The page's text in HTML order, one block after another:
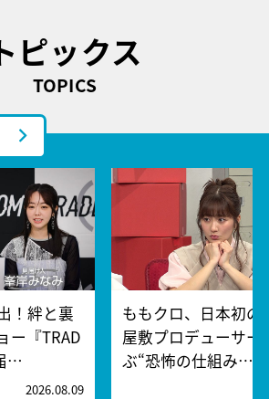
ピックス
TOPICS
！絆と裏
ー『TRAD
…
2026.08.09
ももクロ、日本初の
屋敷プロデューサー
ぶ“恐怖の仕組み…